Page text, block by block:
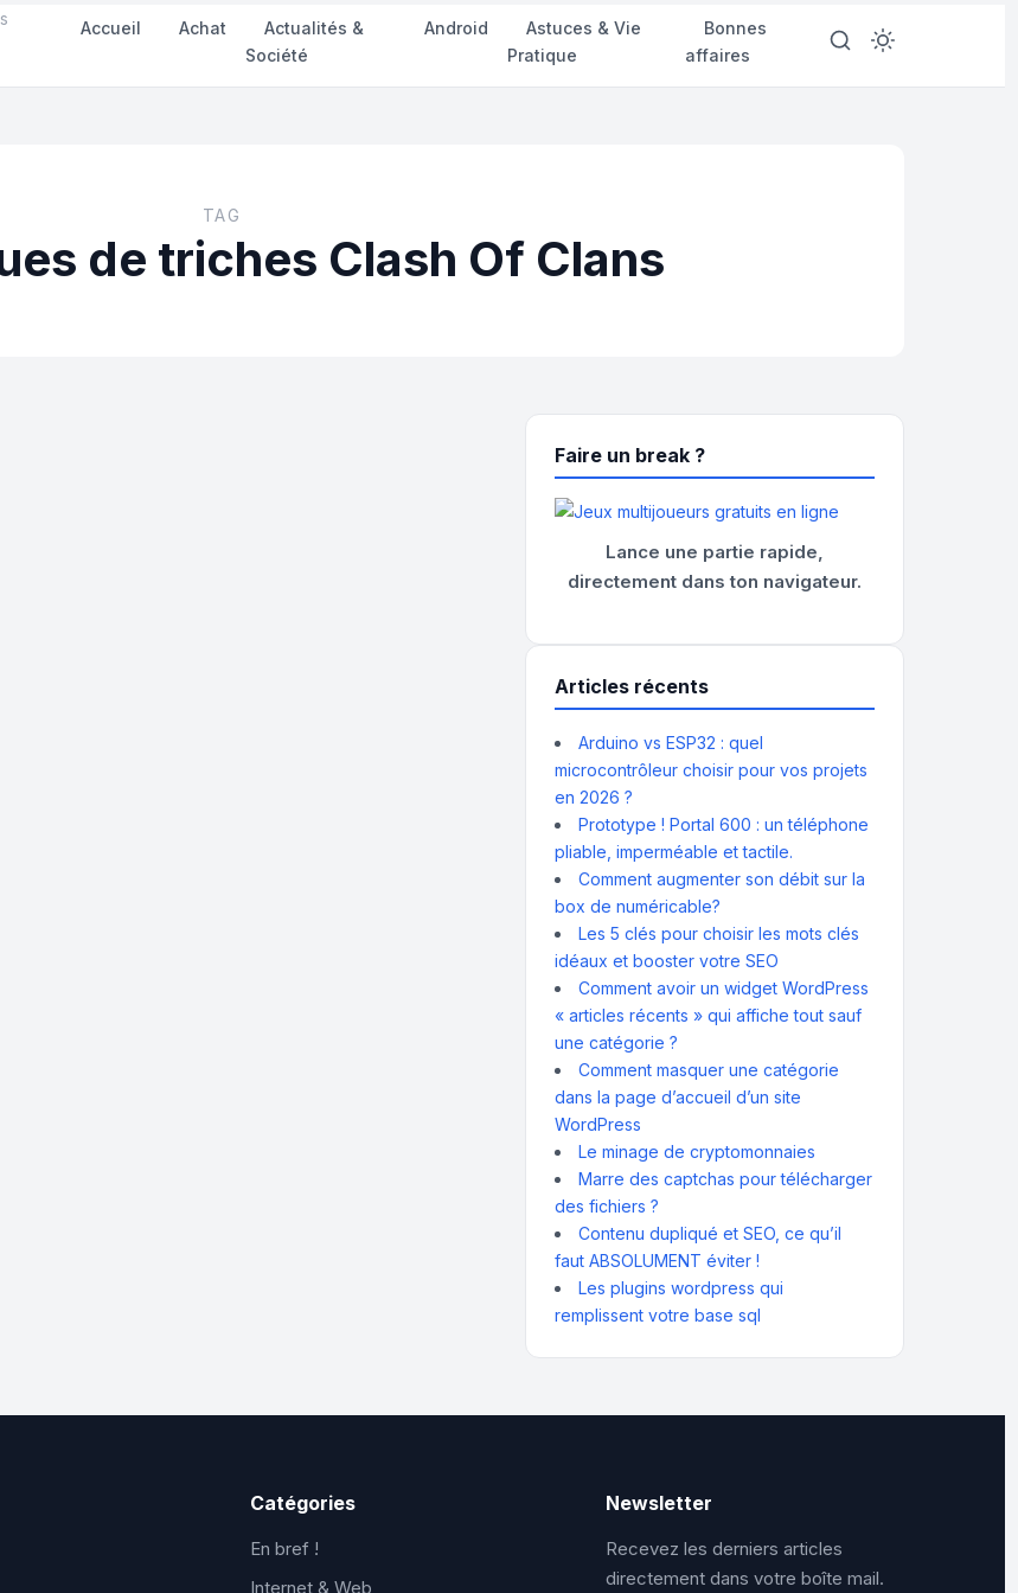
Accueil Achat
Actualités &
Société
Android
Astuces & Vie
Pratique
Bonnes
affaires
TAG
de triches Clash Of Clans
Faire un break ?
Lance une partie rapide,
directement dans ton navigateur.
Articles récents
Arduino vs ESP32 : quel
microcontrôleur choisir pour vos projets
en 2026 ?
Prototype ! Portal 600 : un téléphone
pliable, imperméable et tactile.
Comment augmenter son débit sur la
box de numéricable?
Les 5 clés pour choisir les mots clés
idéaux et booster votre SEO
Comment avoir un widget WordPress
« articles récents » qui affiche tout sauf
une catégorie ?
Comment masquer une catégorie
dans la page d’accueil d’un site
WordPress
Le minage de cryptomonnaies
Marre des captchas pour télécharger
des fichiers ?
Contenu dupliqué et SEO, ce qu’il
faut ABSOLUMENT éviter !
Les plugins wordpress qui
remplissent votre base sql
Catégories
En bref !
Internet & Web
Newsletter
Recevez les derniers articles
directement dans votre boîte mail.